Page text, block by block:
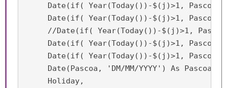
Date(if( Year(Today())-$(j)>1, Pascoa -
Date(if( Year(Today())-$(j)>1, Pascoa -
//Date(if( Year(Today())-$(j)>1, Pascoa
Date(if( Year(Today())-$(j)>1, Pascoa -
Date(if( Year(Today())-$(j)>1, Pascoa +
Date(Pascoa, 'DM/MM/YYYY') As Pascoa,
Holiday,